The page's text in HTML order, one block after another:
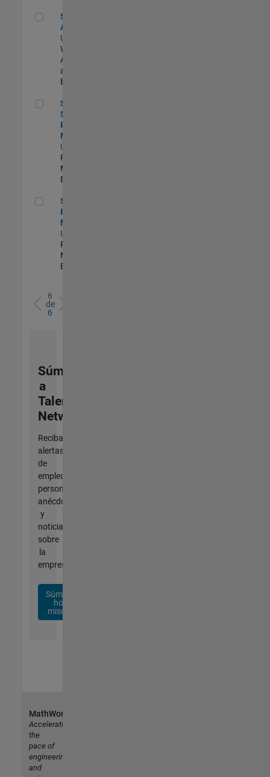
Senior Applied AI Engineer
Senior Applied
AI Engineer
US-MA-Natick
Web
Applications
and Services |
Experimentado
Senior Software Program Manager
Senior
Software
Program
Manager
US-MA-Natick
Program
Management |
Experimentado
Senior Program Manager
Senior
Program
Manager
US-MA-Natick
Program
Management |
Experimentado
6
de
6
Súmese
a
Talent
Network
Reciba
alertas
de
empleo
personalizadas,
anécdotas
y
noticias
sobre
la
empresa.
Súmese
hoy
mismo
MathWorks
Accelerating
the
pace of
engineering
and